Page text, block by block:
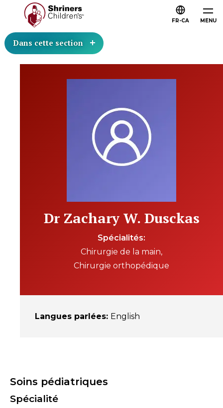
MENU
FR-CA
Dans cette section
Dr Zachary W. Dusckas
Spécialités
Chirurgie de la main
Chirurgie orthopédique
Langues parlées: English
Soins pédiatriques
Spécialité